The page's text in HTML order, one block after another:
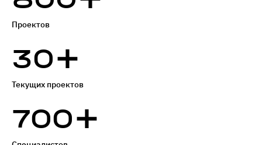
Проектов
30+
Текущих проектов
700+